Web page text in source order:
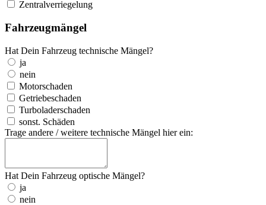
Zentralverriegelung
Fahrzeugmängel
Hat Dein Fahrzeug technische Mängel?
ja
nein
Motorschaden
Getriebeschaden
Turboladerschaden
sonst. Schäden
Trage andere / weitere technische Mängel hier ein:
Hat Dein Fahrzeug optische Mängel?
ja
nein